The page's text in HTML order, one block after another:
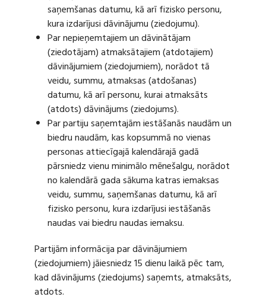
saņemšanas datumu, kā arī fizisko personu,
kura izdarījusi dāvinājumu (ziedojumu).
Par nepieņemtajiem un dāvinātājam
(ziedotājam) atmaksātajiem (atdotajiem)
dāvinājumiem (ziedojumiem), norādot tā
veidu, summu, atmaksas (atdošanas)
datumu, kā arī personu, kurai atmaksāts
(atdots) dāvinājums (ziedojums).
Par partiju saņemtajām iestāšanās naudām un
biedru naudām, kas kopsummā no vienas
personas attiecīgajā kalendārajā gadā
pārsniedz vienu minimālo mēnešalgu, norādot
no kalendārā gada sākuma katras iemaksas
veidu, summu, saņemšanas datumu, kā arī
fizisko personu, kura izdarījusi iestāšanās
naudas vai biedru naudas iemaksu.
Partijām informācija par dāvinājumiem
(ziedojumiem) jāiesniedz 15 dienu laikā pēc tam,
kad dāvinājums (ziedojums) saņemts, atmaksāts,
atdots.